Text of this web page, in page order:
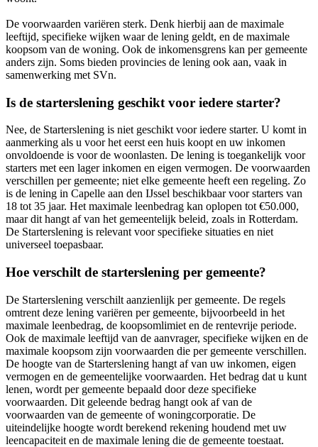
De voorwaarden variëren sterk. Denk hierbij aan de maximale
leeftijd, specifieke wijken waar de lening geldt, en de maximale
koopsom van de woning. Ook de inkomensgrens kan per gemeente
anders zijn. Soms bieden provincies de lening ook aan, vaak in
samenwerking met SVn.
Is de starterslening geschikt voor iedere starter?
Nee, de Starterslening is niet geschikt voor iedere starter. U komt in
aanmerking als u voor het eerst een huis koopt en uw inkomen
onvoldoende is voor de woonlasten. De lening is toegankelijk voor
starters met een lager inkomen en eigen vermogen. De voorwaarden
verschillen per gemeente; niet elke gemeente heeft een regeling. Zo
is de lening in Capelle aan den IJssel beschikbaar voor starters van
18 tot 35 jaar. Het maximale leenbedrag kan oplopen tot €50.000,
maar dit hangt af van het gemeentelijk beleid, zoals in Rotterdam.
De Starterslening is relevant voor specifieke situaties en niet
universeel toepasbaar.
Hoe verschilt de starterslening per gemeente?
De Starterslening verschilt aanzienlijk per gemeente. De regels
omtrent deze lening variëren per gemeente, bijvoorbeeld in het
maximale leenbedrag, de koopsomlimiet en de rentevrije periode.
Ook de maximale leeftijd van de aanvrager, specifieke wijken en de
maximale koopsom zijn voorwaarden die per gemeente verschillen.
De hoogte van de Starterslening hangt af van uw inkomen, eigen
vermogen en de gemeentelijke voorwaarden. Het bedrag dat u kunt
lenen, wordt per gemeente bepaald door deze specifieke
voorwaarden. Dit geleende bedrag hangt ook af van de
voorwaarden van de gemeente of woningcorporatie. De
uiteindelijke hoogte wordt berekend rekening houdend met uw
leencapaciteit en de maximale lening die de gemeente toestaat.